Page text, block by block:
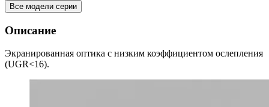
Все модели серии
Описание
Экранированная оптика с низким коэффициентом ослепления
(UGR<16).